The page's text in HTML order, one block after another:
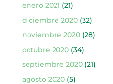
enero 2021 (21)
diciembre 2020(32)
noviembre 2020(28)
octubre 2020(34)
septiembre 2020(21)
agosto 2020(5)